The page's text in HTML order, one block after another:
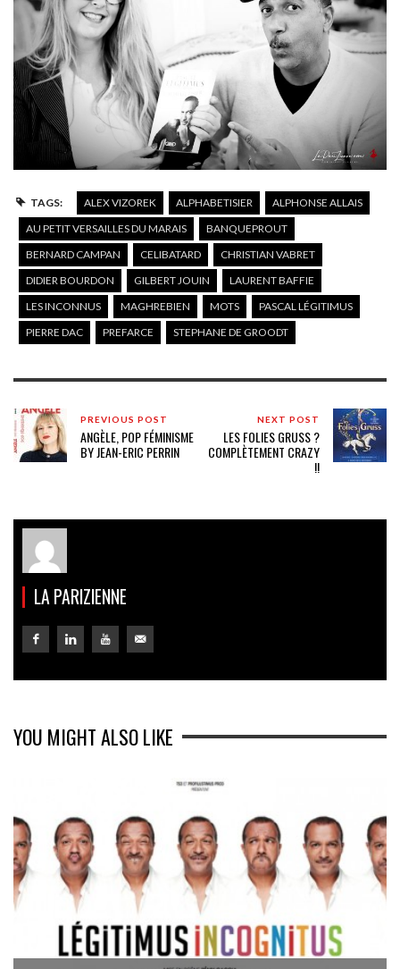
TAGS: ALEX VIZOREK ALPHABETISIER
ALPHONSE ALLAIS
AU PETIT VERSAILLES DU MARAIS
BANQUEPROUT
BERNARD CAMPAN
CELIBATARD
CHRISTIAN VABRET
DIDIER BOURDON
GILBERT JOUIN
LAURENT BAFFIE
LES INCONNUS
MAGHREBIEN MOTS
PASCAL LÉGITIMUS
PIERRE DAC
PREFARCE STEPHANE DE GROODT
PREVIOUS POST
ANGÈLE, POP FÉMINISME
BY JEAN-ERIC PERRIN
NEXT POST
LES FOLIES GRUSS ?
COMPLÈTEMENT CRAZY
!!
LA PARIZIENNE
YOU MIGHT ALSO LIKE